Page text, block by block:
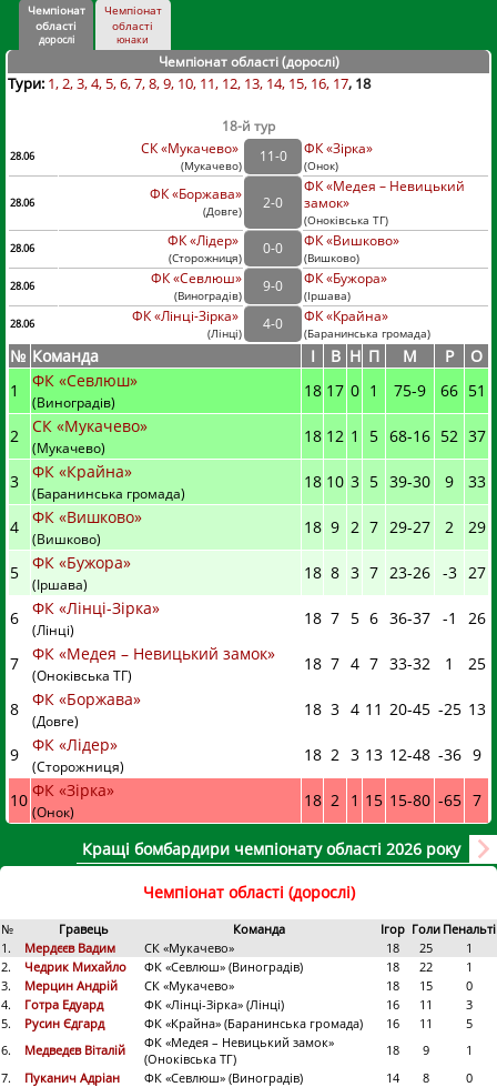
Чемпіонат
області
дорослі
Чемпіонат
області
юнаки
Чемпіонат області (дорослі)
Тури: 1 2 3 4 5 6 7 8 9 10 11 12 13 14 15 16 17 18
18-й тур
28.06 СК «Мукачево»
(Мукачево)
11-0 ФК «Зірка»
(Онок)
28.06
ФК «Боржава»
(Довге)
2-0
ФК «Медея – Невицький
замок»
(Оноківська ТГ)
28.06
ФК «Лідер»
(Сторожниця)
0-0 ФК «Вишково»
(Вишково)
28.06
ФК «Севлюш»
(Виноградів)
9-0 ФК «Бужора»
(Іршава)
28.06
ФК «Лінці-Зірка»
(Лінці)
4-0 ФК «Крайна»
(Баранинська громада)
№ Команда I В Н П М Р
О
1
ФК «Севлюш»
(Виноградів)
18 17 0 1 75-9 66 51
2 СК «Мукачево»
(Мукачево)
18 12 1 5 68-16 52 37
3 ФК «Крайна»
(Баранинська громада)
18 10 3 5 39-30 9 33
4 ФК «Вишково»
(Вишково)
18 9 2 7 29-27 2 29
5 ФК «Бужора»
(Іршава)
18 8 3 7 23-26 -3 27
6 ФК «Лінці-Зірка»
(Лінці)
18 7 5 6 36-37 -1 26
7 ФК «Медея – Невицький замок»
(Оноківська ТГ)
18 7 4 7 33-32 1 25
8 ФК «Боржава»
(Довге)
18 3 4 11 20-45 -25 13
9 ФК «Лідер»
(Сторожниця)
18 2 3 13 12-48 -36 9
10 ФК «Зірка»
(Онок)
18 2 1 15 15-80 -65 7
Кращі бомбардири чемпіонату області 2026 року
Чемпіонат області (дорослі)
№ Гравець Команда Ігор Голи Пенальті
1.
Мердєєв Вадим СК «Мукачево» 18 25
1
2.
Чедрик Михайло ФК «Севлюш» (Виноградів) 18 22
1
3.
Мерцин Андрій СК «Мукачево» 18 15
0
4.
Готра Едуард ФК «Лінці-Зірка» (Лінці) 16 11
3
5.
Русин Єдгард ФК «Крайна» (Баранинська громада) 16 11
5
6.
Медведєв Віталій
ФК «Медея – Невицький замок»
(Оноківська ТГ)
18 9
1
7.
Пуканич Адріан ФК «Севлюш» (Виноградів) 14 8 0